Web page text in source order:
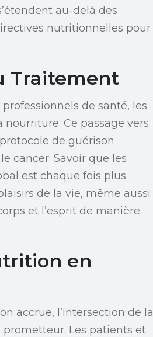
au-delà des
nutritionnelles pour
Traitement
de santé, les
Ce passage vers
de guérison
cancer. Savoir que les
est chaque fois plus
de la vie, même aussi
et l’esprit de manière
en
accrue, l’intersection de la
Les patients et